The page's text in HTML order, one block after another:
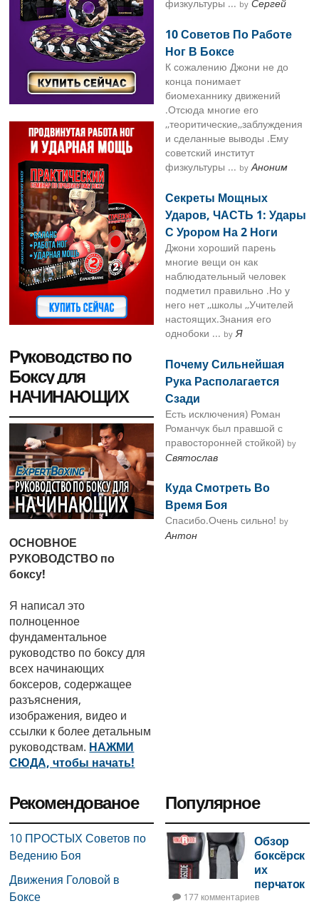
Руководство по
Боксу для
НАЧИНАЮЩИХ
ОСНОВНОЕ
РУКОВОДСТВО по
боксу!
Я написал это
полноценное
фундаментальное
руководство по боксу для
всех начинающих
боксеров, содержащее
разъяснения,
изображения, видео и
ссылки к более детальным
руководствам. НАЖМИ
СЮДА, чтобы начать!
физкультуры ... by Сергей
10 Советов По Работе
Ног В Боксе
К сожалению Джони не до
конца понимает
биомеханнику движений
.Отсюда многие его
,,теоритические,,заблуждения
и сделанные выводы .Ему
советский институт
физкультуры ... by Аноним
Секреты Мощных
Ударов, ЧАСТЬ 1: Удары
С Урором На 2 Ноги
Джони хороший парень
многие вещи он как
наблюдательный человек
подметил правильно .Но у
него нет ,,школы ,,Учителей
настоящих.Знания его
однобоки ... by Я
Почему Сильнейшая
Рука Располагается
Сзади
Есть исключения) Роман
Романчук был правшой с
правосторонней стойкой) by
Святослав
Куда Смотреть Во
Время Боя
Спасибо.Очень сильно! by
Антон
Рекомендованое
10 ПРОСТЫХ Советов по
Ведению Боя
Движения Головой в
Боксе
Популярное
Обзор
боксёрск
их
перчаток
177 комментариев